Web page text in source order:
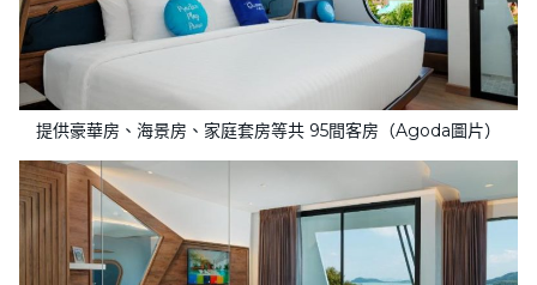
提供豪華房、海景房、家庭套房等共 95間客房（Agoda圖片）